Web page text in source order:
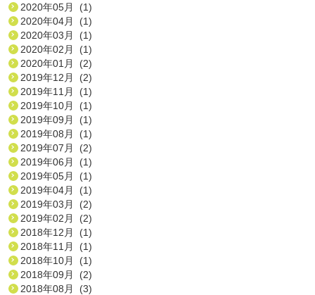
2020年05月 (1)
2020年04月 (1)
2020年03月 (1)
2020年02月 (1)
2020年01月 (2)
2019年12月 (2)
2019年11月 (1)
2019年10月 (1)
2019年09月 (1)
2019年08月 (1)
2019年07月 (2)
2019年06月 (1)
2019年05月 (1)
2019年04月 (1)
2019年03月 (2)
2019年02月 (2)
2018年12月 (1)
2018年11月 (1)
2018年10月 (1)
2018年09月 (2)
2018年08月 (3)